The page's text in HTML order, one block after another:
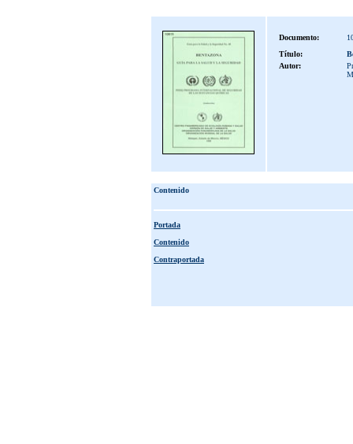
Documento:
Título:
Autor:
Contenido
Portada
Contenido
Contraportada